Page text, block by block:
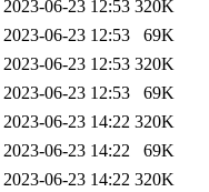
2023-06-23 12:53 320K
2023-06-23 12:53
69K
2023-06-23 12:53 320K
2023-06-23 12:53
69K
2023-06-23 14:22 320K
2023-06-23 14:22
69K
2023-06-23 14:22 320K